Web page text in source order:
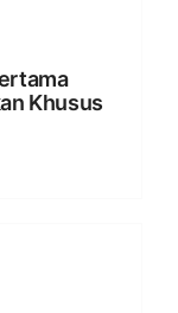
Khusus